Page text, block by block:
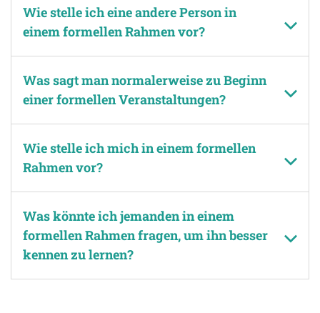
Wie stelle ich eine andere Person in
einem formellen Rahmen vor?
Was sagt man normalerweise zu Beginn
einer formellen Veranstaltungen?
Wie stelle ich mich in einem formellen
Rahmen vor?
Was könnte ich jemanden in einem
formellen Rahmen fragen, um ihn besser
kennen zu lernen?